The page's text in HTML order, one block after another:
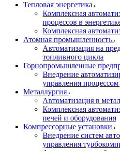
Тепловая энергетика
Комплексная
процессов в
Комплексная
Атомная промышленность
Автоматизация на
топливного цикла
Горнопромышленные
Внедрение
управления
Металлургия
Автоматизация в
Комплексная
печей и оборудования
Компрессорные установки
Внедрение систем
управления